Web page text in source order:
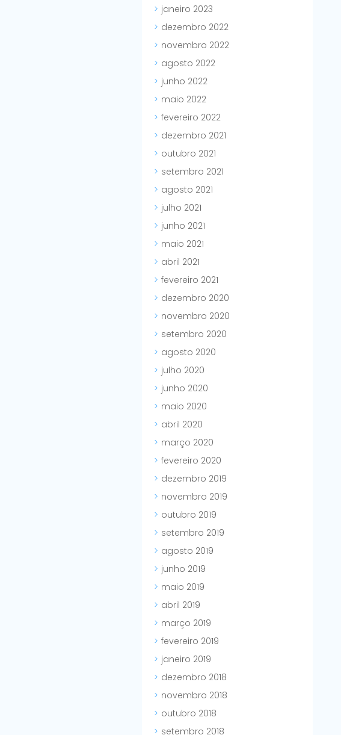
janeiro 2023
dezembro 2022
novembro 2022
agosto 2022
junho 2022
maio 2022
fevereiro 2022
dezembro 2021
outubro 2021
setembro 2021
agosto 2021
julho 2021
junho 2021
maio 2021
abril 2021
fevereiro 2021
dezembro 2020
novembro 2020
setembro 2020
agosto 2020
julho 2020
junho 2020
maio 2020
abril 2020
março 2020
fevereiro 2020
dezembro 2019
novembro 2019
outubro 2019
setembro 2019
agosto 2019
junho 2019
maio 2019
abril 2019
março 2019
fevereiro 2019
janeiro 2019
dezembro 2018
novembro 2018
outubro 2018
setembro 2018